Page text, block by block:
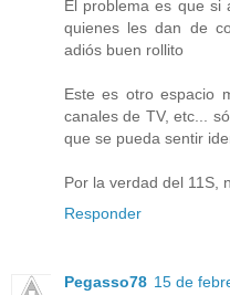
El problema es que si
quienes les dan de
adiós buen rollito
Este es otro espacio
canales de TV, etc...
que se pueda sentir
Por la verdad del 11S,
Responder
Pegasso78 15 de